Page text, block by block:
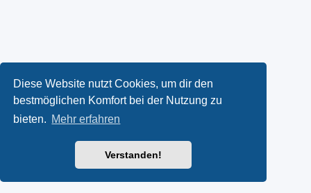
Diese Website nutzt Cookies, um dir den
bestmöglichen Komfort bei der Nutzung zu
bieten. Mehr erfahren
Verstanden!